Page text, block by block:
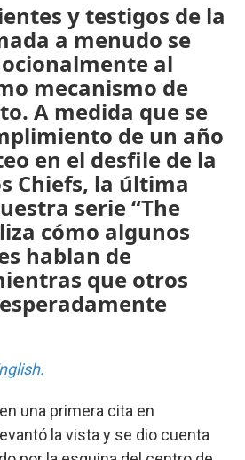
y testigos de la
a menudo se
al
mecanismo de
A medida que se
de un año
en el desfile de la
Chiefs, la última
serie “The
cómo algunos
hablan de
que otros
una primera cita en
la vista y se dio cuenta